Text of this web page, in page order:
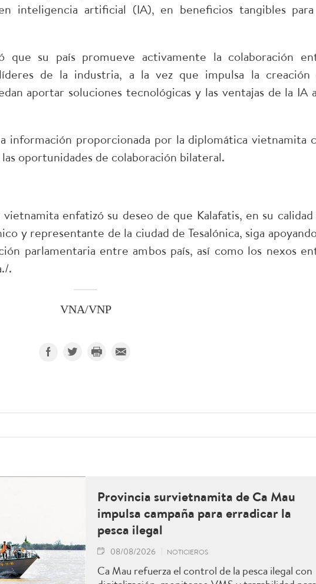
inteligencia artificial (IA), en beneficios tangibles
que su país promueve activamente la colaboración
de la industria, a la vez que impulsa la creación
aportar soluciones tecnológicas y las ventajas de la IA
información proporcionada por la diplomática vietnamita
oportunidades de colaboración bilateral.
vietnamita enfatizó su deseo de que Kalafatis, en su calidad
y representante de la ciudad de Tesalónica, siga
parlamentaria entre ambos país, así como los nexos
.
VNA/VNP
Provincia survietnamita de Ca Mau
impulsa campaña para erradicar la
pesca ilegal
08/08/2026 NOTICIEROS
Ca Mau refuerza el control de la pesca ilegal con